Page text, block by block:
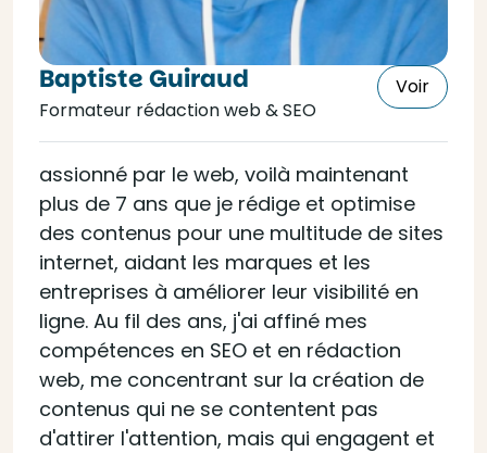
Baptiste Guiraud
Formateur rédaction web & SEO
Voir
assionné par le web, voilà maintenant
plus de 7 ans que je rédige et optimise
des contenus pour une multitude de sites
internet, aidant les marques et les
entreprises à améliorer leur visibilité en
ligne. Au fil des ans, j'ai affiné mes
compétences en SEO et en rédaction
web, me concentrant sur la création de
contenus qui ne se contentent pas
d'attirer l'attention, mais qui engagent et